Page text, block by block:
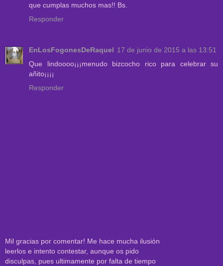
que cumplas muchos mas!! Bs.
Responder
EnLosFogonesDeRaquel 17 de junio de 2015 a las 13:51
Que lindoooo¡¡¡menudo bizcocho rico para celebrar su
añito¡¡¡¡
Responder
Mil gracias por comentar! Me hace mucha ilusión
leerlos e intento contestar, aunque os pido
disculpas, pues ultimamente por falta de tiempo